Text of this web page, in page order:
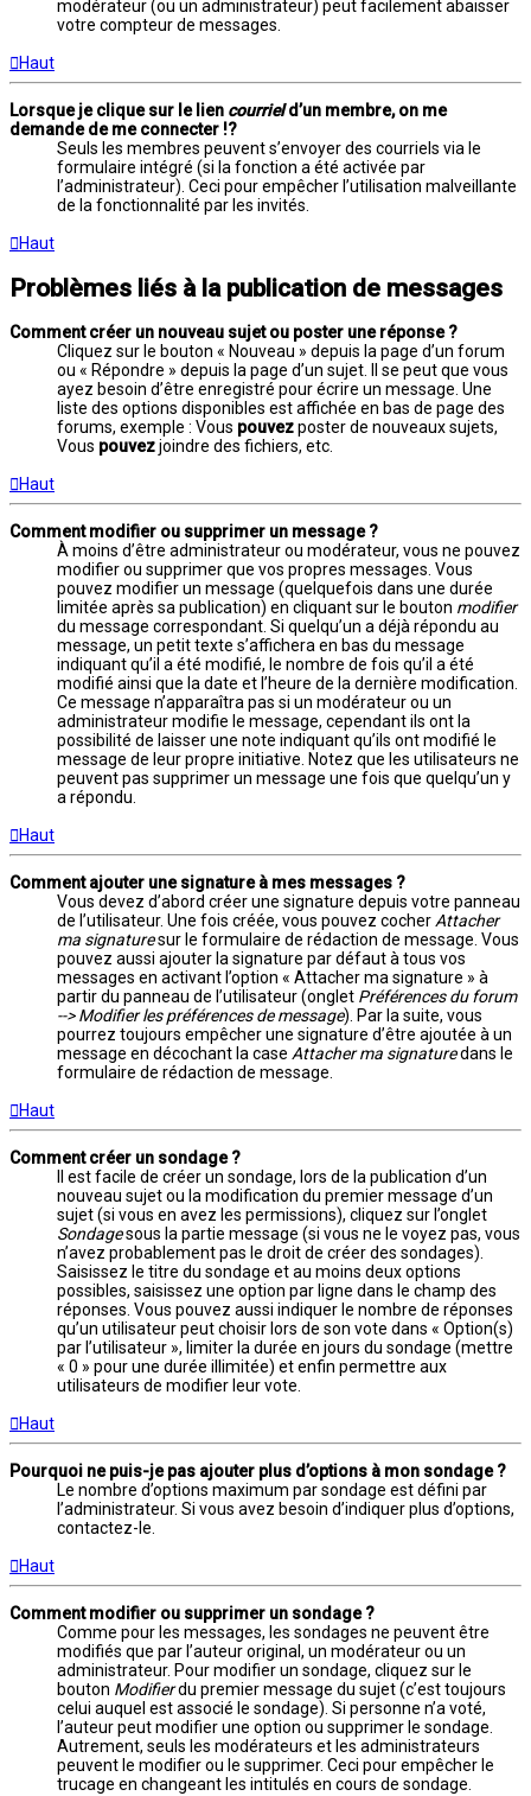
modérateur (ou un administrateur) peut facilement abaisser
votre compteur de messages.
Haut
Lorsque je clique sur le lien courrield’un membre, on me
demande de me connecter !?
Seuls les membres peuvent s’envoyer des courriels via le
formulaire intégré (si la fonction a été activée par
l’administrateur). Ceci pour empêcher l’utilisation malveillante
de la fonctionnalité par les invités.
Haut
Problèmes liés à la publication de messages
Comment créer un nouveau sujet ou poster une réponse ?
Cliquez sur le bouton « Nouveau » depuis la page d’un forum
ou « Répondre » depuis la page d’un sujet. Il se peut que vous
ayez besoin d’être enregistré pour écrire un message. Une
liste des options disponibles est affichée en bas de page des
forums, exemple : Vous pouvezposter de nouveaux sujets,
Vous pouvezjoindre des fichiers, etc.
Haut
Comment modifier ou supprimer un message ?
À moins d’être administrateur ou modérateur, vous ne pouvez
modifier ou supprimer que vos propres messages. Vous
pouvez modifier un message (quelquefois dans une durée
limitée après sa publication) en cliquant sur le bouton modifier
du message correspondant. Si quelqu’un a déjà répondu au
message, un petit texte s’affichera en bas du message
indiquant qu’il a été modifié, le nombre de fois qu’il a été
modifié ainsi que la date et l’heure de la dernière modification.
Ce message n’apparaîtra pas si un modérateur ou un
administrateur modifie le message, cependant ils ont la
possibilité de laisser une note indiquant qu’ils ont modifié le
message de leur propre initiative. Notez que les utilisateurs ne
peuvent pas supprimer un message une fois que quelqu’un y
a répondu.
Haut
Comment ajouter une signature à mes messages ?
Vous devez d’abord créer une signature depuis votre panneau
de l’utilisateur. Une fois créée, vous pouvez cocherAttacher
ma signaturesur le formulaire de rédaction de message. Vous
pouvez aussi ajouter la signature par défaut à tous vos
messages en activant l’option « Attacher ma signature » à
partir du panneau de l’utilisateur (onglet Préférences du forum
--> Modifier les préférences de message). Par la suite, vous
pourrez toujours empêcher une signature d’être ajoutée à un
message en décochant la case Attacher ma signaturedans le
formulaire de rédaction de message.
Haut
Comment créer un sondage ?
Il est facile de créer un sondage, lors de la publication d’un
nouveau sujet ou la modification du premier message d’un
sujet (si vous en avez les permissions), cliquez sur l’onglet
Sondagesous la partie message (si vous ne le voyez pas, vous
n’avez probablement pas le droit de créer des sondages).
Saisissez le titre du sondage et au moins deux options
possibles, saisissez une option par ligne dans le champ des
réponses. Vous pouvez aussi indiquer le nombre de réponses
qu’un utilisateur peut choisir lors de son vote dans « Option(s)
par l’utilisateur », limiter la durée en jours du sondage (mettre
« 0 » pour une durée illimitée) et enfin permettre aux
utilisateurs de modifier leur vote.
Haut
Pourquoi ne puis-je pas ajouter plus d’options à mon sondage ?
Le nombre d’options maximum par sondage est défini par
l’administrateur. Si vous avez besoin d’indiquer plus d’options,
contactez-le.
Haut
Comment modifier ou supprimer un sondage ?
Comme pour les messages, les sondages ne peuvent être
modifiés que par l’auteur original, un modérateur ou un
administrateur. Pour modifier un sondage, cliquez sur le
bouton Modifierdu premier message du sujet (c’est toujours
celui auquel est associé le sondage). Si personne n’a voté,
l’auteur peut modifier une option ou supprimer le sondage.
Autrement, seuls les modérateurs et les administrateurs
peuvent le modifier ou le supprimer. Ceci pour empêcher le
trucage en changeant les intitulés en cours de sondage.